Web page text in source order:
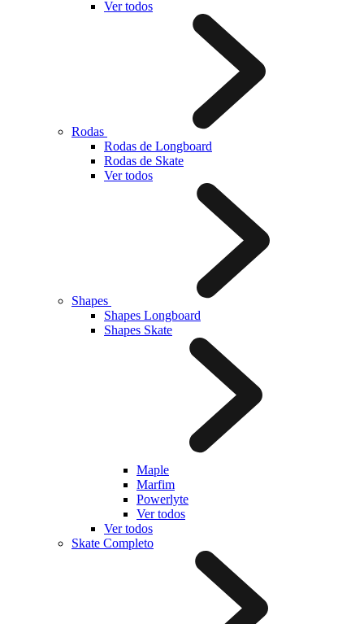
Ver todos
Rodas
Rodas de Longboard
Rodas de Skate
Ver todos
Shapes
Shapes Longboard
Shapes Skate
Maple
Marfim
Powerlyte
Ver todos
Ver todos
Skate Completo